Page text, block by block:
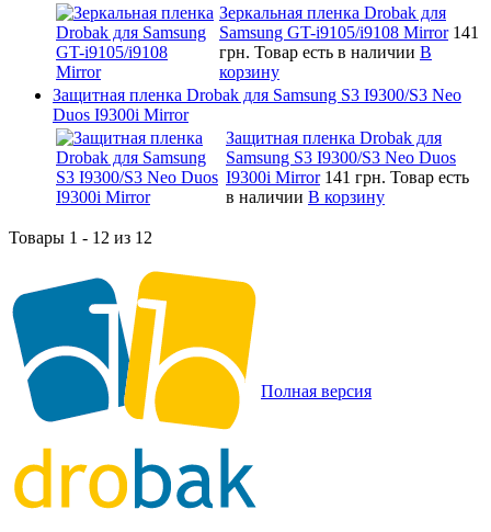
Зеркальная пленка Drobak для
Samsung GT-i9105/i9108 Mirror 141
грн. Товар есть в наличии В
корзину
Защитная пленка Drobak для Samsung S3 I9300/S3 Neo
Duos I9300i Mirror
Защитная пленка Drobak для
Samsung S3 I9300/S3 Neo Duos
I9300i Mirror 141 грн. Товар есть
в наличии В корзину
Товары 1 - 12 из 12
Полная версия